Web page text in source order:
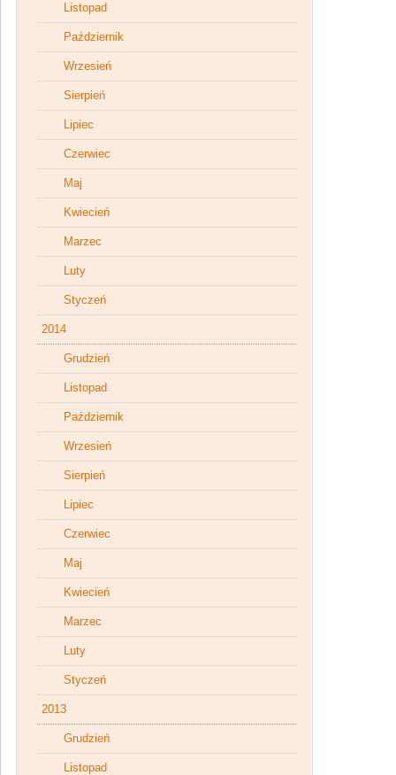
Listopad
Październik
Wrzesień
Sierpień
Lipiec
Czerwiec
Maj
Kwiecień
Marzec
Luty
Styczeń
2014
Grudzień
Listopad
Październik
Wrzesień
Sierpień
Lipiec
Czerwiec
Maj
Kwiecień
Marzec
Luty
Styczeń
2013
Grudzień
Listopad